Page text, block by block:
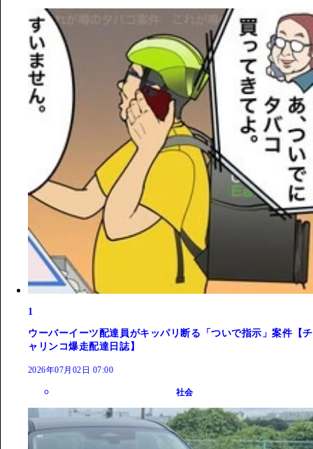
1
ウーバーイーツ配達員がキッパリ断る「ついで指示」案件【チ
ャリンコ爆走配達日誌】
2026年07月02日 07:00
社会